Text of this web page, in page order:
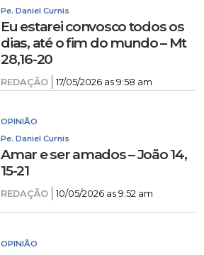
Pe. Daniel Curnis
Eu estarei convosco todos os
dias, até o fim do mundo – Mt
28,16-20
REDAÇÃO 17/05/2026 as 9:58 am
OPINIÃO
Pe. Daniel Curnis
Amar e ser amados – João 14,
15-21
REDAÇÃO 10/05/2026 as 9:52 am
OPINIÃO